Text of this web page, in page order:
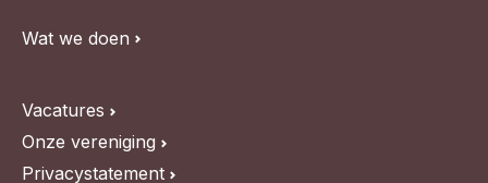
Wat we doen
Vacatures
Onze vereniging
Privacystatement